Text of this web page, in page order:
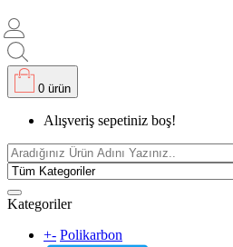
0 ürün
Alışveriş sepetiniz boş!
Kategoriler
+- Polikarbon